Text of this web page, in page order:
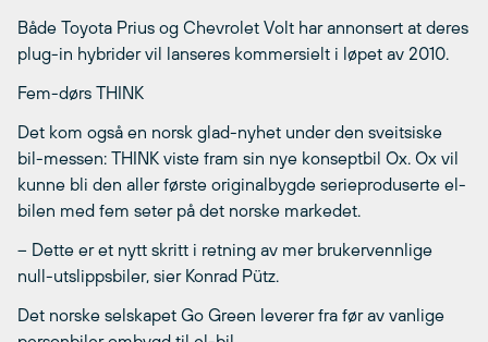
Både Toyota Prius og Chevrolet Volt har annonsert at deres
plug-in hybrider vil lanseres kommersielt i løpet av 2010.
Fem-dørs THINK
Det kom også en norsk glad-nyhet under den sveitsiske
bil-messen: THINK viste fram sin nye konseptbil Ox. Ox vil
kunne bli den aller første originalbygde serieproduserte el-
bilen med fem seter på det norske markedet.
– Dette er et nytt skritt i retning av mer brukervennlige
null-utslippsbiler, sier Konrad Pütz.
Det norske selskapet Go Green leverer fra før av vanlige